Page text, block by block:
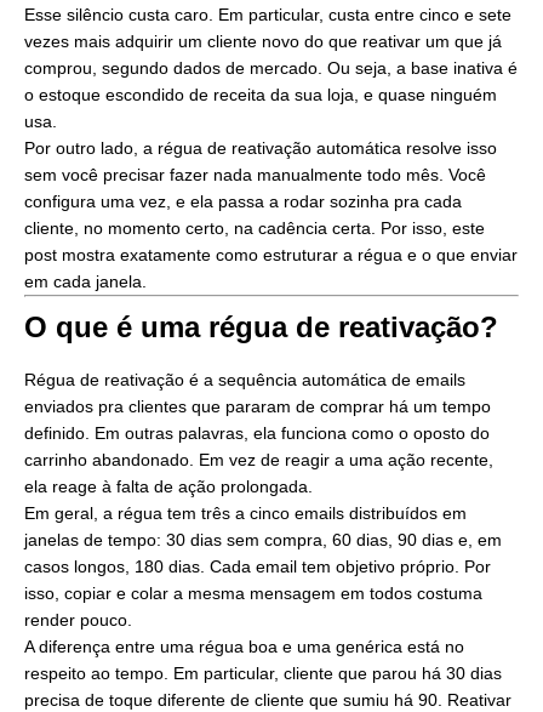
Esse silêncio custa caro. Em particular, custa entre cinco e sete
vezes mais adquirir um cliente novo do que reativar um que já
comprou, segundo dados de mercado. Ou seja, a base inativa é
o estoque escondido de receita da sua loja, e quase ninguém
usa.
Por outro lado, a régua de reativação automática resolve isso
sem você precisar fazer nada manualmente todo mês. Você
configura uma vez, e ela passa a rodar sozinha pra cada
cliente, no momento certo, na cadência certa. Por isso, este
post mostra exatamente como estruturar a régua e o que enviar
em cada janela.
O que é uma régua de reativação?
Régua de reativação é a sequência automática de emails
enviados pra clientes que pararam de comprar há um tempo
definido. Em outras palavras, ela funciona como o oposto do
carrinho abandonado. Em vez de reagir a uma ação recente,
ela reage à falta de ação prolongada.
Em geral, a régua tem três a cinco emails distribuídos em
janelas de tempo: 30 dias sem compra, 60 dias, 90 dias e, em
casos longos, 180 dias. Cada email tem objetivo próprio. Por
isso, copiar e colar a mesma mensagem em todos costuma
render pouco.
A diferença entre uma régua boa e uma genérica está no
respeito ao tempo. Em particular, cliente que parou há 30 dias
precisa de toque diferente de cliente que sumiu há 90. Reativar